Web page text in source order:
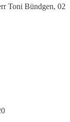
Toni Bündgen, 02